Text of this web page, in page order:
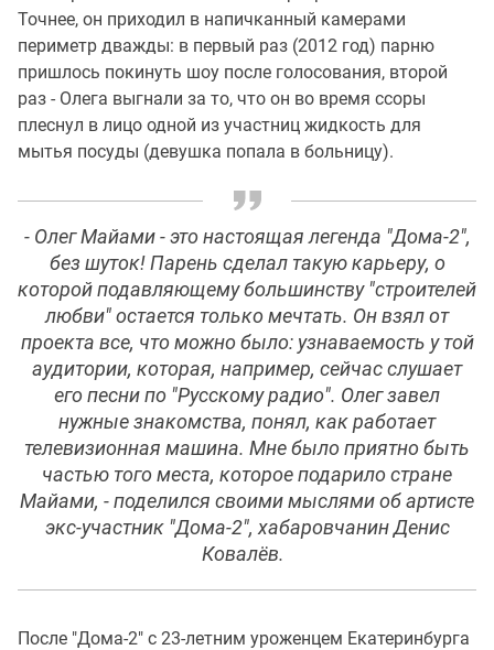
Точнее, он приходил в напичканный камерами
периметр дважды: в первый раз (2012 год) парню
пришлось покинуть шоу после голосования, второй
раз - Олега выгнали за то, что он во время ссоры
плеснул в лицо одной из участниц жидкость для
мытья посуды (девушка попала в больницу).
- Олег Майами - это настоящая легенда "Дома-2",
без шуток! Парень сделал такую карьеру, о
которой подавляющему большинству "строителей
любви" остается только мечтать. Он взял от
проекта все, что можно было: узнаваемость у той
аудитории, которая, например, сейчас слушает
его песни по "Русскому радио". Олег завел
нужные знакомства, понял, как работает
телевизионная машина. Мне было приятно быть
частью того места, которое подарило стране
Майами, - поделился своими мыслями об артисте
экс-участник "Дома-2", хабаровчанин Денис
Ковалёв.
После "Дома-2" с 23-летним уроженцем Екатеринбурга